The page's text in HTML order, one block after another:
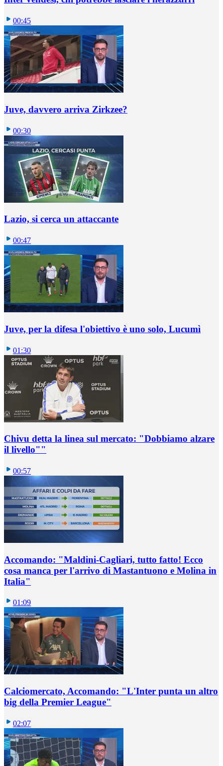
00:45
Juve, davvero arriva Zirkzee?
00:30
Lazio, si cerca un attaccante
00:47
Juve, per la difesa l'obiettivo è uno solo, Lucumì
01:30
Chivu detta la linea sul mercato: "Dobbiamo alzare
il livello""
00:57
Accomando: "Maldini-Cagliari, tutto fatto! Ecco
cosa manca per l'arrivo di Mastantuono e Molina in
Italia"
01:09
Calciomercato, Accomando: "L'Inter punta un altro
big della Premier League"
02:07